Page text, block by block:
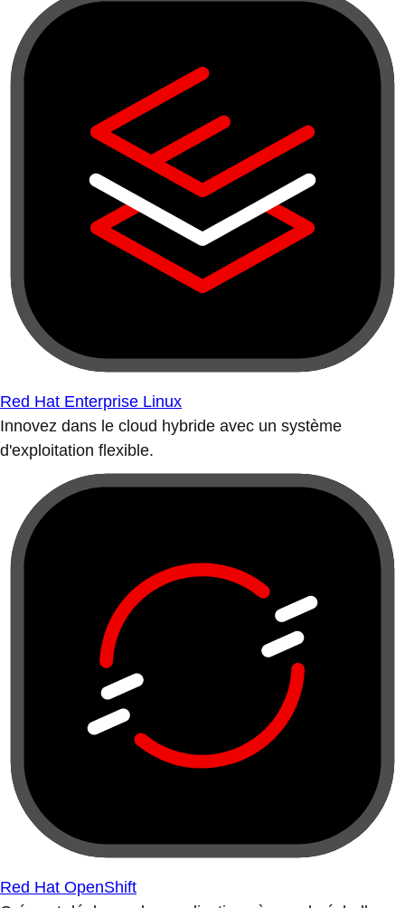
Red Hat Enterprise Linux
Innovez dans le cloud hybride avec un système
d'exploitation flexible.
Red Hat OpenShift